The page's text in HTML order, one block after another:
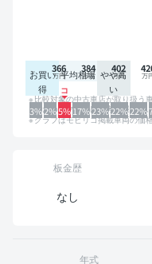
お買い
得
平均相場 やや高
い
3%2%5%17%23%22%22%
366 384 402
比較対象の中古車店が取り扱う
るため、グラフは参考情報です
グラフはモビリコ掲載車両の価
板金歴
なし
年式